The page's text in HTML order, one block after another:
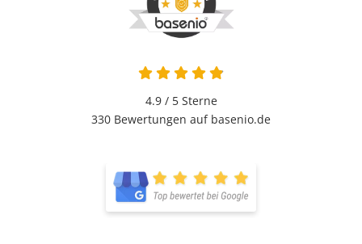
4.9 von 5
4.9 / 5Sterne
330 Bewertungen auf basenio.de
öffnet in neuem Fenster